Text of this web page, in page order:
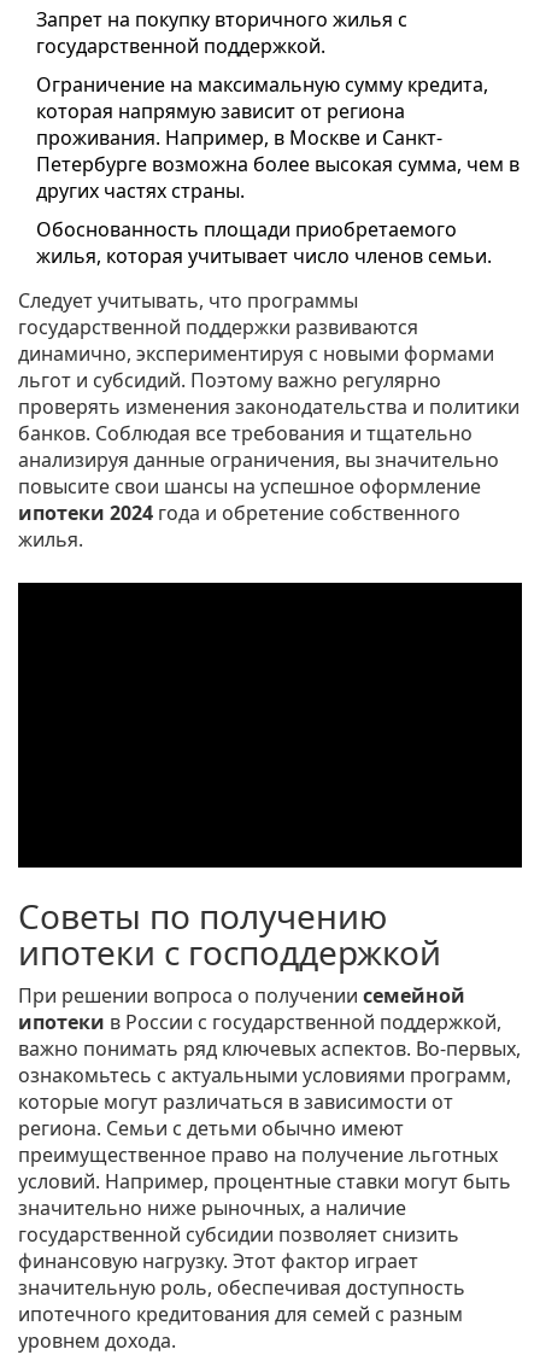
Запрет на покупку вторичного жилья с
государственной поддержкой.
Ограничение на максимальную сумму кредита,
которая напрямую зависит от региона
проживания. Например, в Москве и Санкт-
Петербурге возможна более высокая сумма, чем в
других частях страны.
Обоснованность площади приобретаемого
жилья, которая учитывает число членов семьи.
Следует учитывать, что программы
государственной поддержки развиваются
динамично, экспериментируя с новыми формами
льгот и субсидий. Поэтому важно регулярно
проверять изменения законодательства и политики
банков. Соблюдая все требования и тщательно
анализируя данные ограничения, вы значительно
повысите свои шансы на успешное оформление
ипотеки 2024 года и обретение собственного
жилья.
Советы по получению
ипотеки с господдержкой
При решении вопроса о получении семейной
ипотеки в России с государственной поддержкой,
важно понимать ряд ключевых аспектов. Во-первых,
ознакомьтесь с актуальными условиями программ,
которые могут различаться в зависимости от
региона. Семьи с детьми обычно имеют
преимущественное право на получение льготных
условий. Например, процентные ставки могут быть
значительно ниже рыночных, а наличие
государственной субсидии позволяет снизить
финансовую нагрузку. Этот фактор играет
значительную роль, обеспечивая доступность
ипотечного кредитования для семей с разным
уровнем дохода.